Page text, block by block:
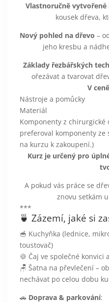
Vlastnoručně vytvořené
kousek dřeva,
Nový pohled na dřevo –
jeho kresbu a
Základy řezbářských
ořezávat a tvarovat
V
Nástroje a pomůcky
Materiál
Komponenty z chirurgické
preferoval komponenty
na kurzu k zakoupení.)
Kurz je určený pro
A pokud vás práce se
znovu setkám
***
🍵 Zázemí, jaké si
🥣 Kuchyňka (lednice,
toustovač)
🍪 Čaj ve společné
🪑 Šatna na převlečení –
nechávat po celou dobu
🚗 Doprava & parkování: